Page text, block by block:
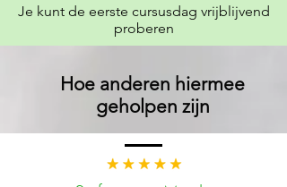
Je kunt de eerste cursusdag vrijblijvend
proberen
Hoe anderen hiermee
geholpen zijn